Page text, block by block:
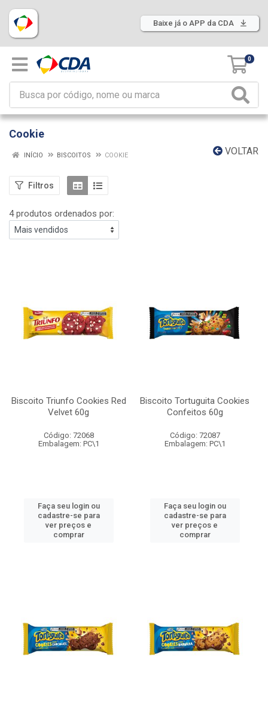
Baixe já o APP da CDA
0
Cookie
VOLTAR
INÍCIO BISCOITOS COOKIE
Filtros
4 produtos ordenados por:
Biscoito Triunfo Cookies Red
Velvet 60g
Código: 72068
Embalagem: PC\1
Faça seu login ou
cadastre-se para
ver preços e
comprar
Biscoito Tortuguita Cookies
Confeitos 60g
Código: 72087
Embalagem: PC\1
Faça seu login ou
cadastre-se para
ver preços e
comprar